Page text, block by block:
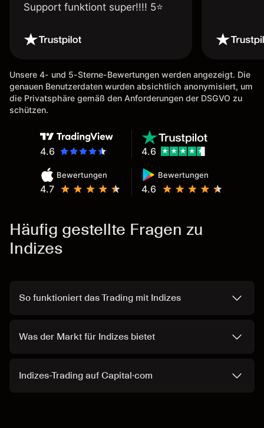
Support funktiont super!!!! 5⭐️
Unsere 4- und 5-Sterne-Bewertungen werden angezeigt. Die
genauen Benutzerdaten wurden absichtlich anonymisiert, um
die Privatsphäre gemäß den Anforderungen der DSGVO zu
schützen.
4.6
Bewertungen
4.7
Bewertungen
4.6
4.6
Häufig gestellte Fragen zu
Indizes
So funktioniert das Trading mit Indizes
Was der Markt für Indizes bietet
Indizes-Trading auf Capital·com